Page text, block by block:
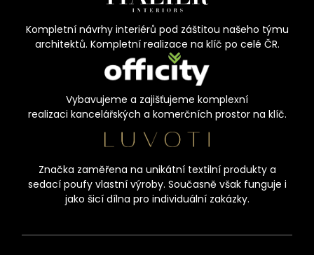
Kompletní návrhy interiérů pod záštitou našeho týmu
architektů. Kompletní realizace na klíč po celé ČR.
Vybavujeme a zajišťujeme komplexní
realizaci kancelářských a komerčních prostor na klíč.
Značka zaměřena na unikátní textilní produkty a
sedací poufy vlastní výroby. Současně však funguje i
jako šicí dílna pro individuální zakázky.